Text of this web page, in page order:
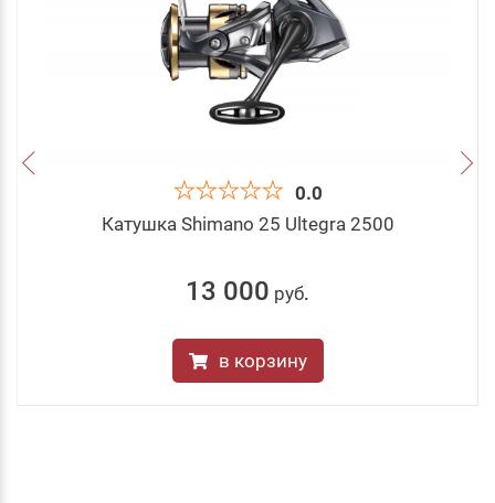
0.0
Катушка Shimano 25 Ultegra 2500
13 000 руб.
в корзину